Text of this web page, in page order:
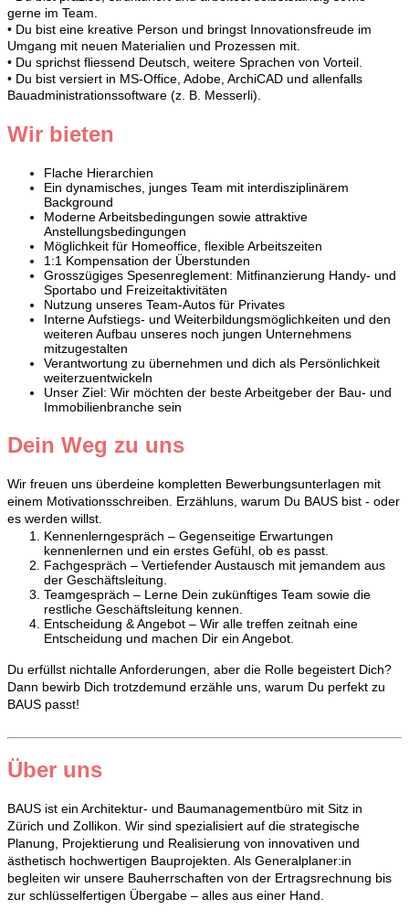
gerne im Team.
• Du bist eine kreative Person und bringst Innovationsfreude im
Umgang mit neuen Materialien und Prozessen mit.
• Du sprichst fliessend Deutsch, weitere Sprachen von Vorteil.
• Du bist versiert in MS-Office, Adobe, ArchiCAD und allenfalls
Bauadministrationssoftware (z. B. Messerli).
Wir bieten
Flache Hierarchien
Ein dynamisches, junges Team mit interdisziplinärem
Background
Moderne Arbeitsbedingungen sowie attraktive
Anstellungsbedingungen
Möglichkeit für Homeoffice, flexible Arbeitszeiten
1:1 Kompensation der Überstunden
Grosszügiges Spesenreglement: Mitfinanzierung Handy- und
Sportabo und Freizeitaktivitäten
Nutzung unseres Team-Autos für Privates
Interne Aufstiegs- und Weiterbildungsmöglichkeiten und den
weiteren Aufbau unseres noch jungen Unternehmens
mitzugestalten
Verantwortung zu übernehmen und dich als Persönlichkeit
weiterzuentwickeln
Unser Ziel: Wir möchten der beste Arbeitgeber der Bau- und
Immobilienbranche sein
Dein Weg zu uns
Wir freuen uns überdeine kompletten Bewerbungsunterlagen mit
einem Motivationsschreiben. Erzähluns, warum Du BAUS bist - oder
es werden willst.
Kennenlerngespräch – Gegenseitige Erwartungen
kennenlernen und ein erstes Gefühl, ob es passt.
Fachgespräch – Vertiefender Austausch mit jemandem aus
der Geschäftsleitung.
Teamgespräch – Lerne Dein zukünftiges Team sowie die
restliche Geschäftsleitung kennen.
Entscheidung & Angebot – Wir alle treffen zeitnah eine
Entscheidung und machen Dir ein Angebot.
Du erfüllst nichtalle Anforderungen, aber die Rolle begeistert Dich?
Dann bewirb Dich trotzdemund erzähle uns, warum Du perfekt zu
BAUS passt!
Über uns
BAUS ist ein Architektur- und Baumanagementbüro mit Sitz in
Zürich und Zollikon. Wir sind spezialisiert auf die strategische
Planung, Projektierung und Realisierung von innovativen und
ästhetisch hochwertigen Bauprojekten. Als Generalplaner:in
begleiten wir unsere Bauherrschaften von der Ertragsrechnung bis
zur schlüsselfertigen Übergabe – alles aus einer Hand.